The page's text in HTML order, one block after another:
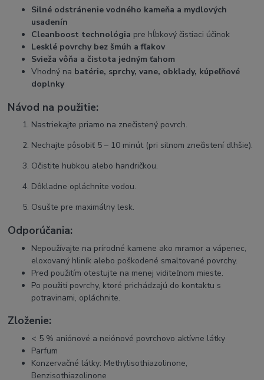
Silné odstránenie vodného kameňa a mydlových
usadenín
Cleanboost technológia pre hĺbkový čistiaci účinok
Lesklé povrchy bez šmúh a fľakov
Svieža vôňa a čistota jedným ťahom
Vhodný na batérie, sprchy, vane, obklady, kúpeľňové
doplnky
Návod na použitie:
Nastriekajte priamo na znečistený povrch.
Nechajte pôsobiť 5 – 10 minút (pri silnom znečistení dlhšie).
Očistite hubkou alebo handričkou.
Dôkladne opláchnite vodou.
Osušte pre maximálny lesk.
Odporúčania:
Nepoužívajte na prírodné kamene ako mramor a vápenec,
eloxovaný hliník alebo poškodené smaltované povrchy.
Pred použitím otestujte na menej viditeľnom mieste.
Po použití povrchy, ktoré prichádzajú do kontaktu s
potravinami, opláchnite.
Zloženie:
< 5 % aniónové a neiónové povrchovo aktívne látky
Parfum
Konzervačné látky: Methylisothiazolinone,
Benzisothiazolinone